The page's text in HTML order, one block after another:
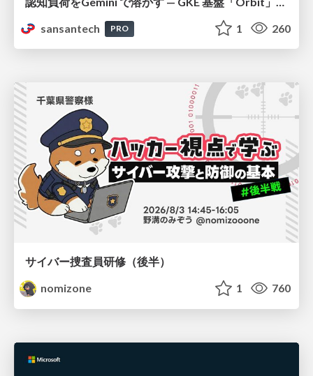
sansantech
PRO 1 260
サイバー捜査員研修（後半）
nomizone
1 760